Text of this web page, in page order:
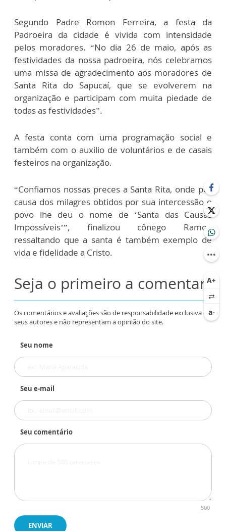
Segundo Padre Romon Ferreira, a festa da
Padroeira da cidade é vivida com intensidade
pelos moradores. “No dia 26 de maio, após as
festividades da nossa padroeira, nós celebramos
uma missa de agradecimento aos moradores de
Santa Rita do Sapucaí, que se evolverem na
organização e participam com muita piedade de
todas as festividades”.
A festa conta com uma programação social e
também com o auxilio de voluntários e de casais
festeiros na organização.
“Confiamos nossas preces a Santa Rita, onde por
causa dos milagres obtidos por sua intercessão o
povo lhe deu o nome de ‘Santa das Causas
Impossíveis’”, finalizou cônego Ramon
ressaltando que a santa é também exemplo de
vida e fidelidade a Cristo.
Seja o primeiro a comentar
Os comentários e avaliações são de responsabilidade exclusiva de
seus autores e não representam a opinião do site.
Seu nome
Seu e-mail
Seu comentário
500
ENVIAR